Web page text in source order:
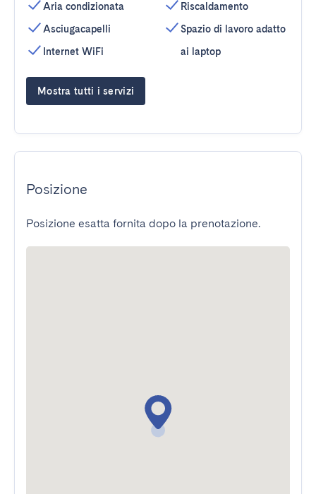
Aria condizionata
Asciugacapelli
Internet WiFi
Riscaldamento
Spazio di lavoro adatto
ai laptop
Mostra tutti i servizi
Posizione
Posizione esatta fornita dopo la prenotazione.